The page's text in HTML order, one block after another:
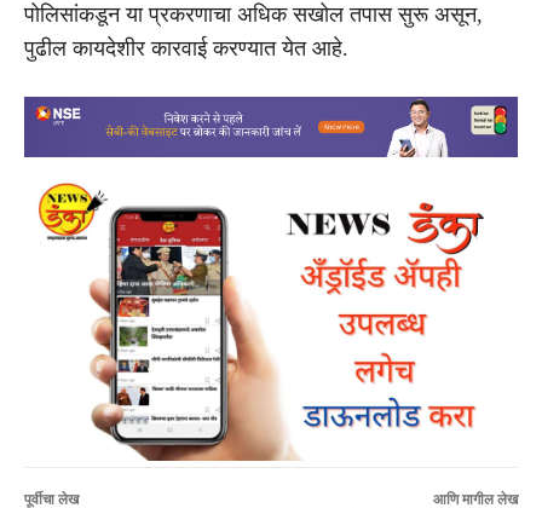
पोलिसांकडून या प्रकरणाचा अधिक सखोल तपास सुरू असून,
पुढील कायदेशीर कारवाई करण्यात येत आहे.
पूर्वीचा लेख आणि मागील लेख